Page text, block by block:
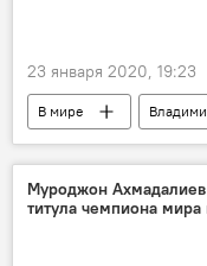
23 января 2020, 19:23
В мире
холокост
евреи
нацизм
Муроджон
титула чемпиона